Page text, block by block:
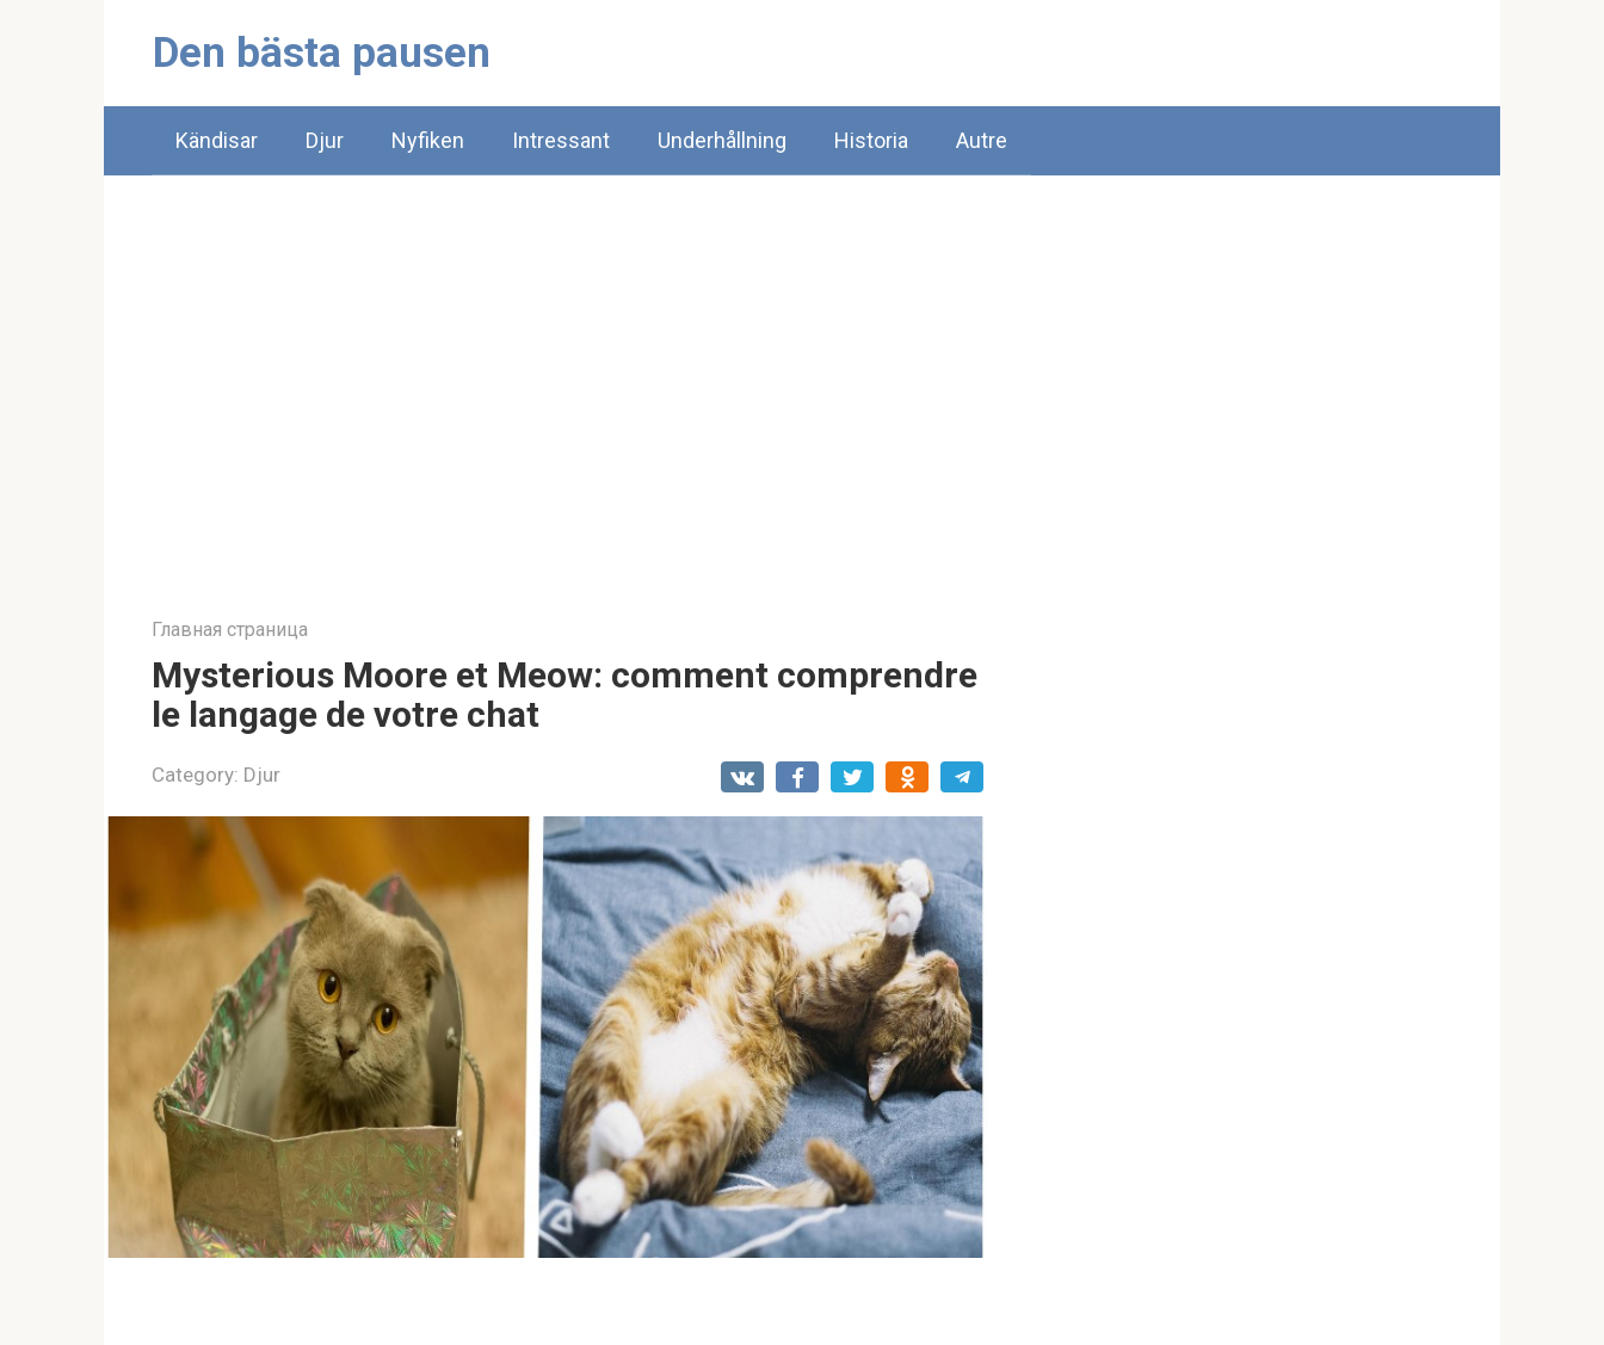
Den bästa pausen
Kändisar Djur Nyfiken Intressant Underhållning Historia Autre
Главная страница
Mysterious Moore et Meow: comment comprendre
le langage de votre chat
Category: Djur